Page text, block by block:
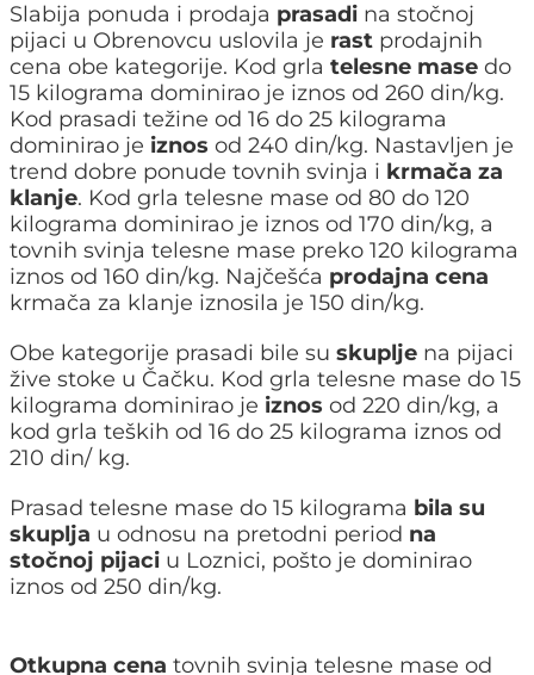
Slabija ponuda i prodaja prasadi na stočnoj
pijaci u Obrenovcu uslovila je rast prodajnih
cena obe kategorije. Kod grla telesne mase do
15 kilograma dominirao je iznos od 260 din/kg.
Kod prasadi težine od 16 do 25 kilograma
dominirao je iznos od 240 din/kg. Nastavljen je
trend dobre ponude tovnih svinja i krmača za
klanje. Kod grla telesne mase od 80 do 120
kilograma dominirao je iznos od 170 din/kg, a
tovnih svinja telesne mase preko 120 kilograma
iznos od 160 din/kg. Najčešća prodajna cena
krmača za klanje iznosila je 150 din/kg.
Obe kategorije prasadi bile su skuplje na pijaci
žive stoke u Čačku. Kod grla telesne mase do 15
kilograma dominirao je iznos od 220 din/kg, a
kod grla teških od 16 do 25 kilograma iznos od
210 din/ kg.
Prasad telesne mase do 15 kilograma bila su
skuplja u odnosu na pretodni period na
stočnoj pijaci u Loznici, pošto je dominirao
iznos od 250 din/kg.
Otkupna cena tovnih svinja telesne mase od